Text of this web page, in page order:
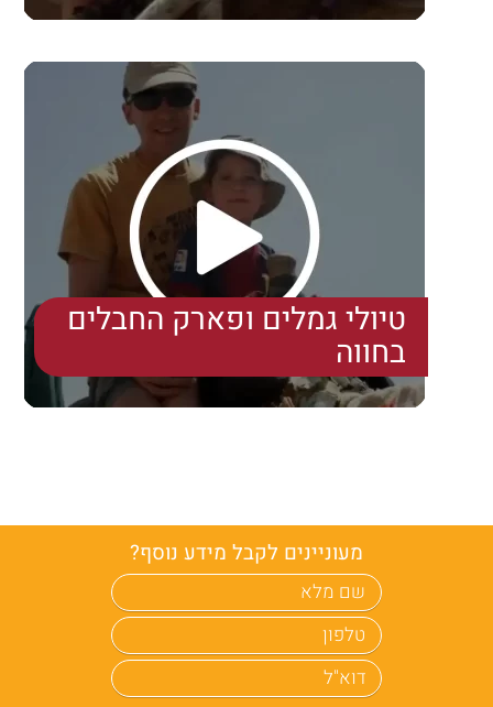
טיולי גמלים ופארק החבלים
בחווה
מעוניינים לקבל מידע נוסף?